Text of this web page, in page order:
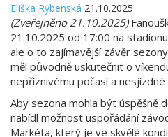
Eliška Rybenská 21.10.2025
(Zveřejněno 21.10.2025)
21.10.2025 od 17:00 na
ale o to zajímavější závěr
měl původně uskutečnit o
nepříznivému počasí a
Aby sezona mohla být úspěšně
nabídl možnost uspořádání
Markéta, který je ve skvělé